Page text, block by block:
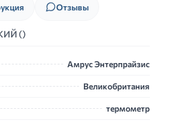
Отзывы
()
Амрус Энтерпрайзис
Великобритания
термометр